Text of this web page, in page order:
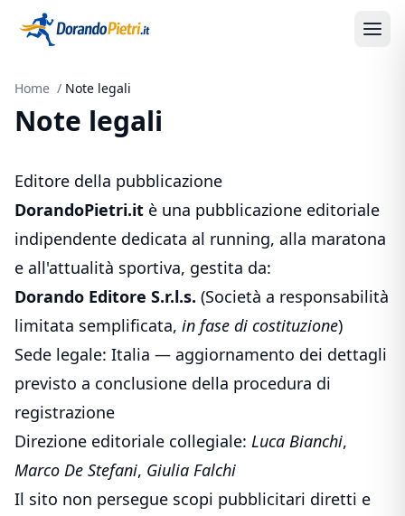
Home / Note legali
Note legali
Editore della pubblicazione
DorandoPietri.it è una pubblicazione editoriale
indipendente dedicata al running, alla maratona
e all'attualità sportiva, gestita da:
Dorando Editore S.r.l.s. (Società a responsabilità
limitata semplificata, in fase di costituzione)
Sede legale: Italia — aggiornamento dei dettagli
previsto a conclusione della procedura di
registrazione
Direzione editoriale collegiale: Luca Bianchi,
Marco De Stefani, Giulia Falchi
Il sito non persegue scopi pubblicitari diretti e